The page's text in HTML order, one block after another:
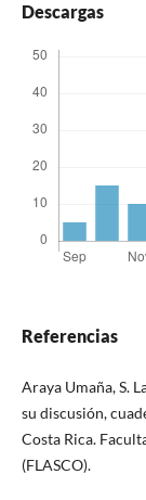
Descargas
Referencias
Araya Umaña, S.
su discusión,
Costa Rica.
(FLASCO).